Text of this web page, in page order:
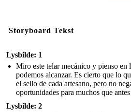
Storyboard Tekst
Lysbilde: 1
Miro este telar mecánico y pienso en
podemos alcanzar. Es cierto que lo
el sello de cada artesano, pero no
oportunidades para muchos que
Lysbilde: 2